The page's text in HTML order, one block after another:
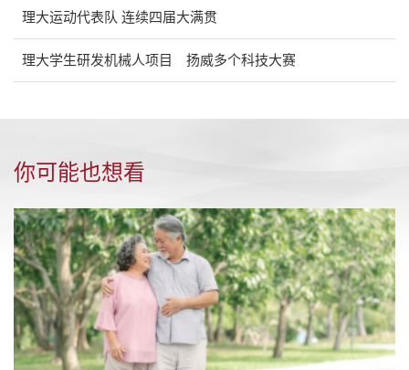
理大运动代表队 连续四届大满贯
理大学生研发机械人项目 扬威多个科技大赛
你可能也想看